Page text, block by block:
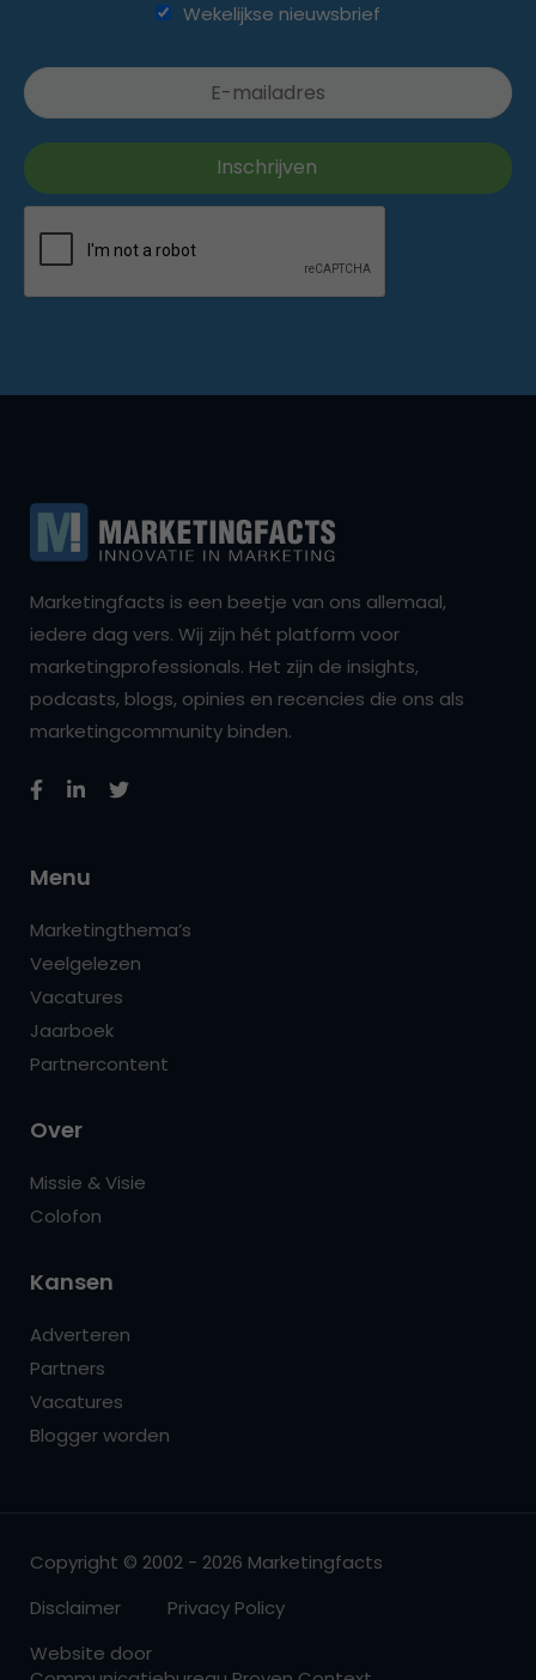
Wekelijkse nieuwsbrief
Marketingfacts is een beetje van ons allemaal,
iedere dag vers. Wij zijn hét platform voor
marketingprofessionals. Het zijn de insights,
podcasts, blogs, opinies en recencies die ons als
marketingcommunity binden.
Menu
Marketingthema’s
Veelgelezen
Vacatures
Jaarboek
Partnercontent
Over
Missie & Visie
Colofon
Kansen
Adverteren
Partners
Vacatures
Blogger worden
Copyright © 2002 - 2026 Marketingfacts
Disclaimer
Privacy Policy
Website door